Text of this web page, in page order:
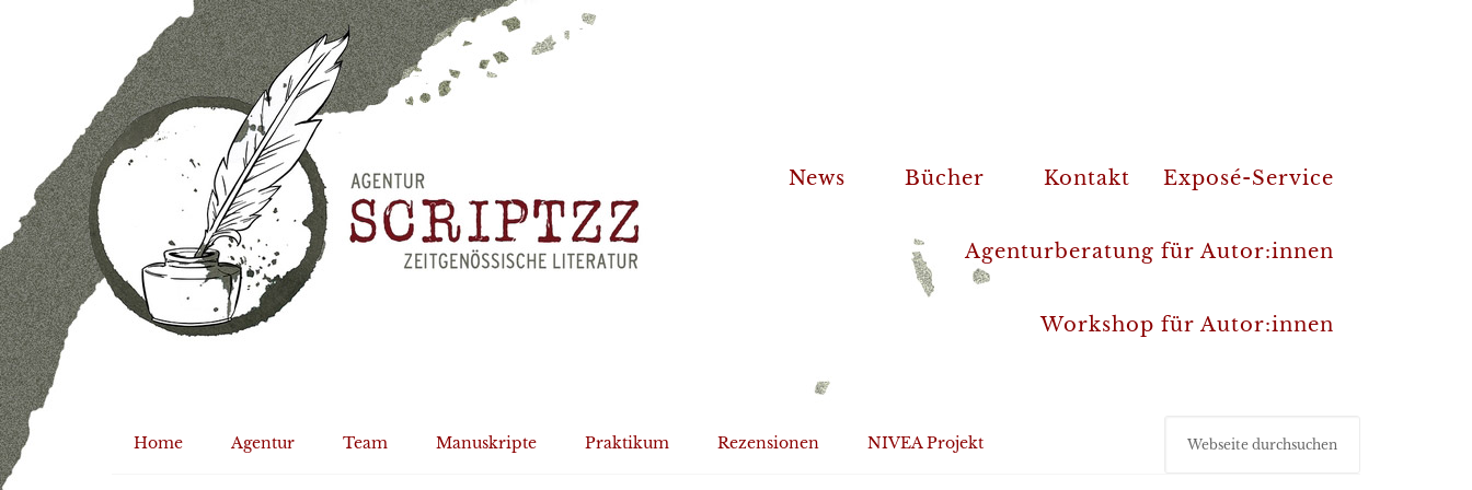
News Bücher Kontakt Exposé-Service
Agenturberatung für Autor:innen
Workshop für Autor:innen
Home Agentur Team Manuskripte Praktikum Rezensionen NIVEA Projekt